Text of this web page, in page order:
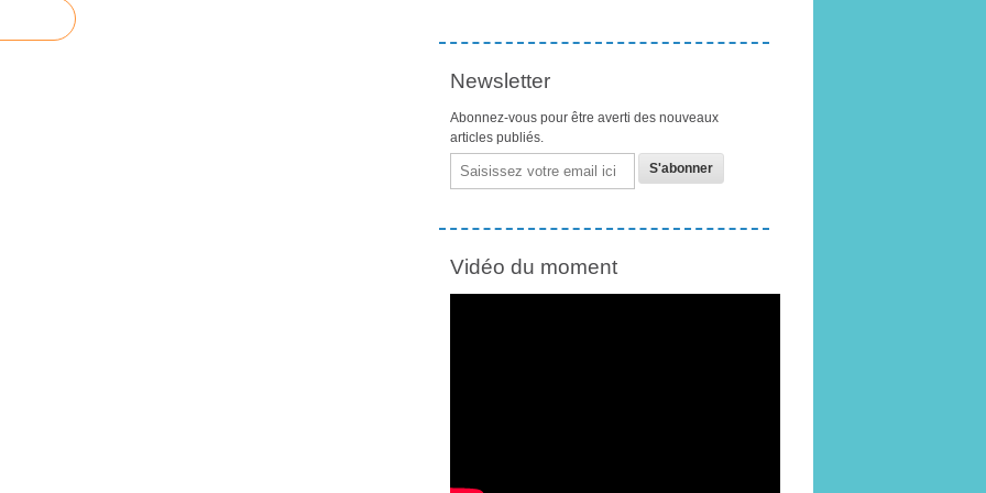
Newsletter
Abonnez-vous pour être averti des nouveaux
articles publiés.
Email
Vidéo du moment